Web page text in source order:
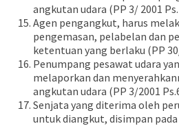
angkutan udara (PP 3/ 2001
Agen pengangkut, harus
pengemasan, pelabelan dan
ketentuan yang berlaku (PP
Penumpang pesawat udara
melaporkan dan
angkutan udara (PP 3/2001
Senjata yang diterima oleh
untuk diangkut, disimpan